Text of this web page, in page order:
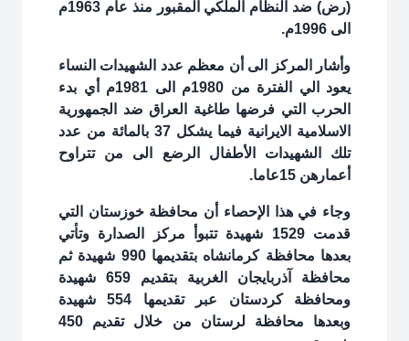
(رض) ضد النظام الملكي المقبور منذ عام 1963م
الى 1996م.
وأشار المركز الى أن معظم عدد الشهيدات النساء
يعود الي الفترة من 1980م الى 1981م أي بدء
الحرب التي فرضها طاغية العراق ضد الجمهورية
الاسلامية الايرانية فيما يشكل 37 بالمائة من عدد
تلك الشهيدات الأطفال الرضع الى من تتراوح
أعمارهن 15عاما.
وجاء في هذا الإحصاء أن محافظة خوزستان التي
قدمت 1529 شهيدة تتبوأ مركز الصدارة وتأتي
بعدها محافظة كرمانشاه بتقديمها 990 شهيدة ثم
محافظة آذربايجان الغربية بتقديم 659 شهيدة
ومحافظة كردستان عبر تقديمها 554 شهيدة
وبعدها محافظة لرستان من خلال تقديم 450